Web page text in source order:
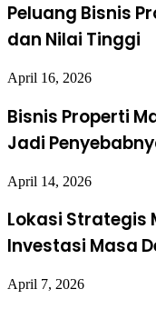
Peluang Bisnis
dan Nilai Tinggi
April 16, 2026
Bisnis Properti
Jadi
April 14, 2026
Lokasi Strategis
Investasi Masa
April 7, 2026